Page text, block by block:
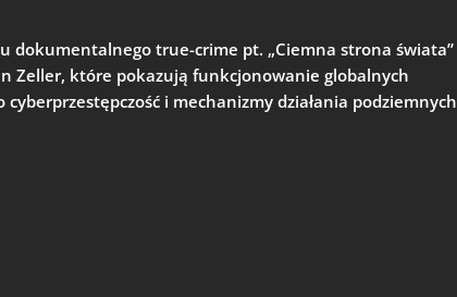
dokumentalnego true-crime pt. „Ciemna strona świata”
Zeller, które pokazują funkcjonowanie globalnych
i mechanizmy działania podziemnych